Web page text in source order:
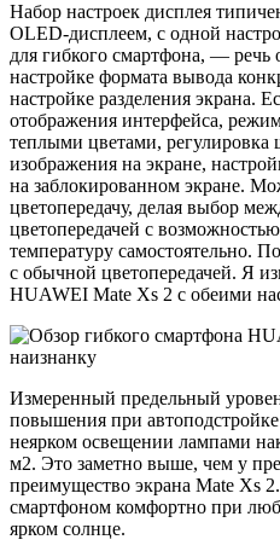
Набор настроек дисплея
OLED-дисплеем, с одной
для гибкого смартфона, —
настройке формата вывода
настройке разделения экрана.
отображения интерфейса,
теплыми цветами,
изображения на экране,
на заблокированном экране.
цветопередачу, делая выбор
цветопередачей с
температуру самостоятельно.
с обычной цветопередачей. Я
HUAWEI Mate Xs 2 с обеими
Измеренный предельный
повышения при
неярком освещении лампами
м2. Это заметно выше, чем у
преимущество экрана Mate Xs
смартфоном комфортно при
ярком солнце.